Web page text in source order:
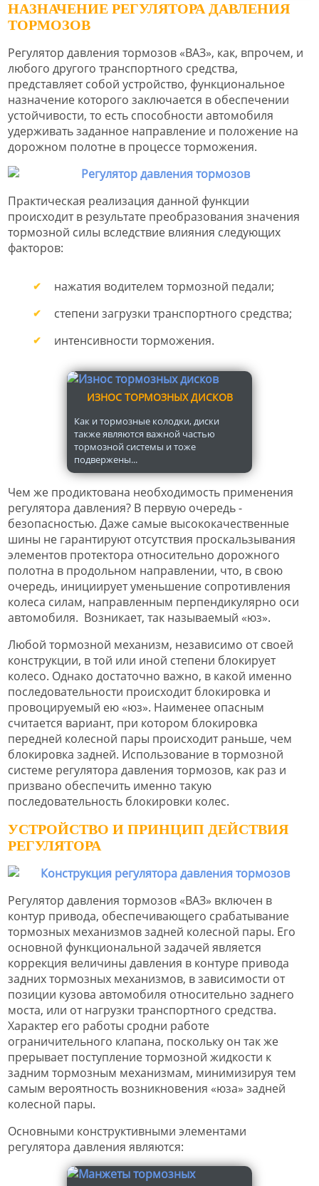
НАЗНАЧЕНИЕ РЕГУЛЯТОРА ДАВЛЕНИЯ
ТОРМОЗОВ
Регулятор давления тормозов «ВАЗ», как, впрочем, и
любого другого транспортного средства,
представляет собой устройство, функциональное
назначение которого заключается в обеспечении
устойчивости, то есть способности автомобиля
удерживать заданное направление и положение на
дорожном полотне в процессе торможения.
Практическая реализация данной функции
происходит в результате преобразования значения
тормозной силы вследствие влияния следующих
факторов:
нажатия водителем тормозной педали;
степени загрузки транспортного средства;
интенсивности торможения.
ИЗНОС ТОРМОЗНЫХ ДИСКОВ
Как и тормозные колодки, диски
также являются важной частью
тормозной системы и тоже
подвержены...
Чем же продиктована необходимость применения
регулятора давления? В первую очередь -
безопасностью. Даже самые высококачественные
шины не гарантируют отсутствия проскальзывания
элементов протектора относительно дорожного
полотна в продольном направлении, что, в свою
очередь, инициирует уменьшение сопротивления
колеса силам, направленным перпендикулярно оси
автомобиля. Возникает, так называемый «юз».
Любой тормозной механизм, независимо от своей
конструкции, в той или иной степени блокирует
колесо. Однако достаточно важно, в какой именно
последовательности происходит блокировка и
провоцируемый ею «юз». Наименее опасным
считается вариант, при котором блокировка
передней колесной пары происходит раньше, чем
блокировка задней. Использование в тормозной
системе регулятора давления тормозов, как раз и
призвано обеспечить именно такую
последовательность блокировки колес.
УСТРОЙСТВО И ПРИНЦИП ДЕЙСТВИЯ
РЕГУЛЯТОРА
Регулятор давления тормозов «ВАЗ» включен в
контур привода, обеспечивающего срабатывание
тормозных механизмов задней колесной пары. Его
основной функциональной задачей является
коррекция величины давления в контуре привода
задних тормозных механизмов, в зависимости от
позиции кузова автомобиля относительно заднего
моста, или от нагрузки транспортного средства.
Характер его работы сродни работе
ограничительного клапана, поскольку он так же
прерывает поступление тормозной жидкости к
задним тормозным механизмам, минимизируя тем
самым вероятность возникновения «юза» задней
колесной пары.
Основными конструктивными элементами
регулятора давления являются: